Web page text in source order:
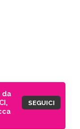
da
SEGUICI